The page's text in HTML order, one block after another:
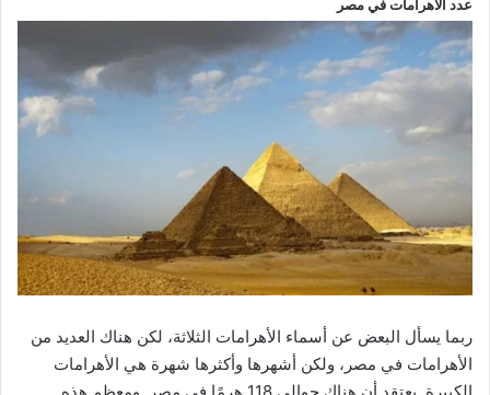
عدد الأهرامات في مصر
ربما يسأل البعض عن أسماء الأهرامات الثلاثة، لكن هناك العديد من
الأهرامات في مصر، ولكن أشهرها وأكثرها شهرة هي الأهرامات